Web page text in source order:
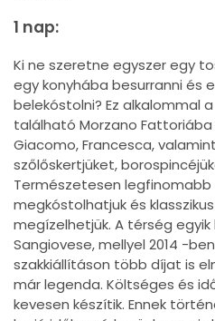
1 nap:
Ki ne szeretne egyszer egy
egy konyhába besurranni és
belekóstolni? Ez alkalommal
található Morzano
Giacomo, Francesca,
szőlőskertjüket,
Természetesen
megkóstolhatjuk és
megízelhetjük. A térség
Sangiovese, mellyel 2014 -
szakkiállításon több díjat is
már legenda. Költséges és
kevesen készítik. Ennek